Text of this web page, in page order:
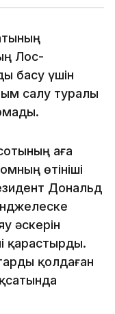
Лос-
басу үшін
салу туралы
аға
өтініші
Дональд
әскерін
қарастырды.
қолдаған